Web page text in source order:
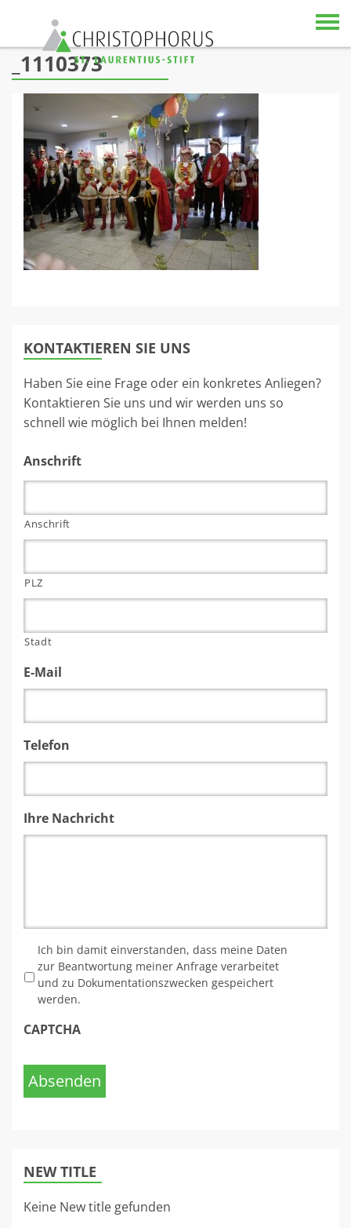
Skip to content
_1110373
KONTAKTIEREN SIE UNS
Haben Sie eine Frage oder ein konkretes Anliegen?
Kontaktieren Sie uns und wir werden uns so
schnell wie möglich bei Ihnen melden!
Anschrift
Anschrift
PLZ
Stadt
E-Mail
Telefon
Ihre Nachricht
Ich bin damit einverstanden, dass meine Daten
zur Beantwortung meiner Anfrage verarbeitet
und zu Dokumentationszwecken gespeichert
werden.
CAPTCHA
Absenden
NEW TITLE
Keine New title gefunden